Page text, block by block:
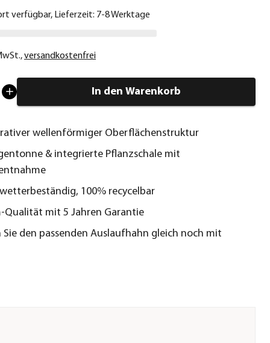
verfügbar, Lieferzeit: 7-8 Werktage
,versandkostenfrei
In den Warenkorb
wellenförmiger Oberflächenstruktur
& integrierte Pflanzschale mit
100% recycelbar
Qualität mit 5 Jahren Garantie
Sie den passenden Auslaufhahn gleich noch mit